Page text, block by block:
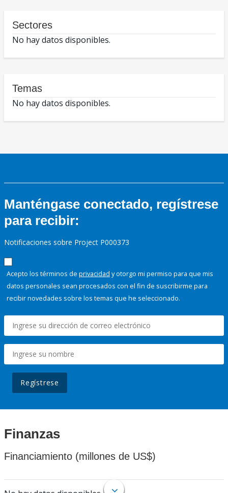
Sectores
No hay datos disponibles.
Temas
No hay datos disponibles.
Manténgase conectado, regístrese
para recibir:
Notificaciones sobre Project P000373
Acepto los términos de privacidad y otorgo mi permiso para que mis
datos personales sean procesados con el fin de suscribirme para
recibir novedades sobre los temas que he seleccionado.
Regístrese
Finanzas
Financiamiento (millones de US$)